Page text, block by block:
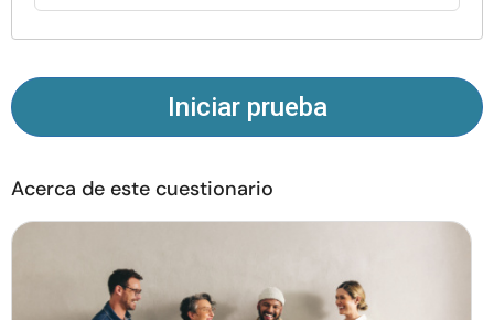
Sobre nosotros
nosotros
Iniciar prueba
Acerca de este cuestionario